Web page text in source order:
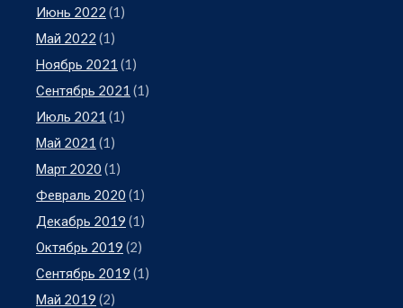
Июнь 2022 (1)
Май 2022 (1)
Ноябрь 2021 (1)
Сентябрь 2021 (1)
Июль 2021 (1)
Май 2021 (1)
Март 2020 (1)
Февраль 2020 (1)
Декабрь 2019 (1)
Октябрь 2019 (2)
Сентябрь 2019 (1)
Май 2019 (2)